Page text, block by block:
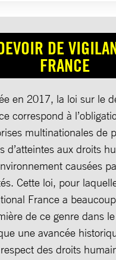
DE
FRANCE
en 2017, la loi sur le
correspond à
multinationales de
d’atteintes aux droits
causées
Cette loi, pour
France a
de ce genre dans
une avancée
respect des droits